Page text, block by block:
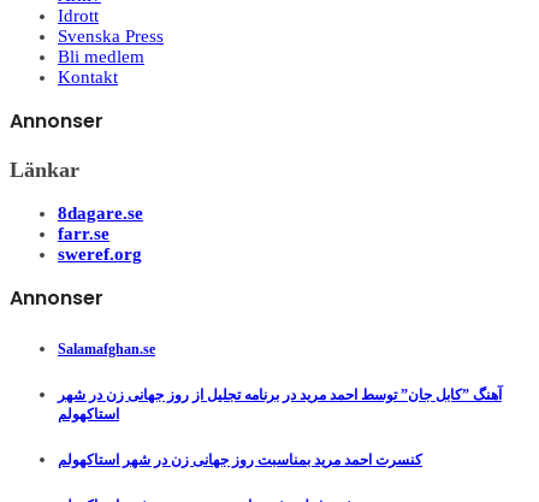
Idrott
Svenska Press
Bli medlem
Kontakt
Annonser
Länkar
8dagare.se
farr.se
sweref.org
Annonser
Salamafghan.se
آهنگ ”کابل جان” توسط احمد مرید در برنامه تجلیل از روز جهانی زن در شهر
استاکهولم
کنسرت احمد مرید بمناسبت روز جهانی زن در شهر استاکهولم